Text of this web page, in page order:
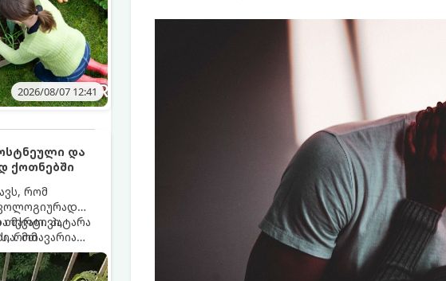
2026/08/07 12:41
და
ქოთნებში
რომ
პატარა
რომ
მწვანილსა
მარტივი,
მთავარია
და როგორ